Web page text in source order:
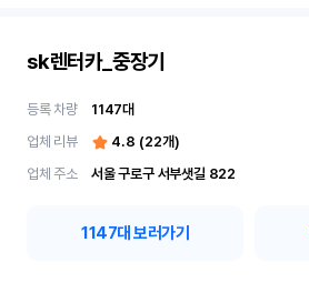
sk렌터카_중장기
등록 차량 1147대
업체 리뷰
4.8 (22개)
업체 주소
서울 구로구 서부샛길 822
1147대 보러가기